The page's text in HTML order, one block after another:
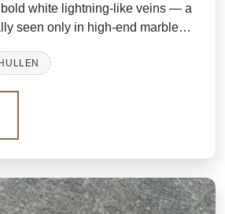
bold white lightning-like veins — a
seen only in high-end marbles
offers a high-silica, hard-wearing
flowing texture makes
kind.